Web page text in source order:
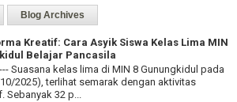
Blog Archives
Kreatif: Cara Asyik Siswa Kelas Lima MIN
Belajar Pancasila
Suasana kelas lima di MIN 8 Gunungkidul pada
2025), terlihat semarak dengan aktivitas
Sebanyak 32 p...